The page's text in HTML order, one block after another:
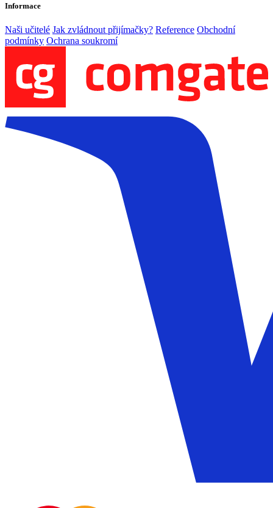
Informace
Naši učitelé Jak zvládnout přijímačky? Reference Obchodní
podmínky Ochrana soukromí